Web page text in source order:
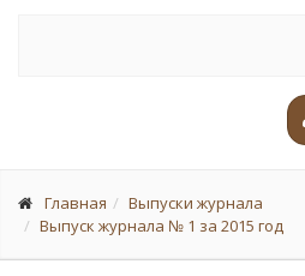
Главная
Выпуски журнала
Выпуск журнала № 1 за 2015 год